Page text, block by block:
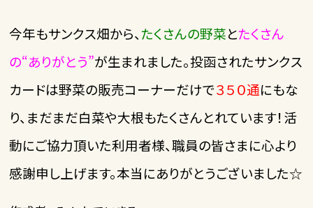
今年もサンクス畑から、たくさんの野菜とたくさん
の“ありがとう”が生まれました。投函されたサンクス
カードは野菜の販売コーナーだけで３５０通にもな
り、まだまだ白菜や大根もたくさんとれています！活
動にご協力頂いた利用者様、職員の皆さまに心より
感謝申し上げます。本当にありがとうございました☆